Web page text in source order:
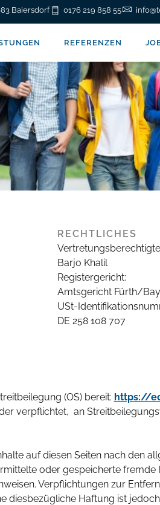
Baiersdorf 0176 219 858 55
REFERENZEN
RECHTLICHES
Barjo Khalil
Registergericht:
Amtsgericht Fürth/
USt-
DE 258 108 707
(OS) bereit: https://
verpflichtet, an
auf diesen Seiten nach den
oder gespeicherte
Verpflichtungen zur
diesbezügliche Haftung ist